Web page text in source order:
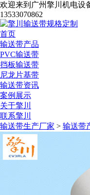
欢迎来到广州擎川机电设
13533070862
首页
输送带产品
PVC输送带
挡板输送带
尼龙片基带
输送带资讯
案例展示
关于擎川
联系擎川
输送带生产厂家 > 输送带